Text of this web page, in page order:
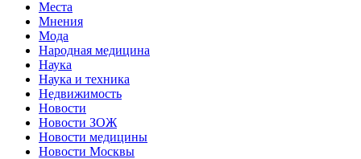
Места
Мнения
Мода
Народная медицина
Наука
Наука и техника
Недвижимость
Новости
Новости ЗОЖ
Новости медицины
Новости Москвы